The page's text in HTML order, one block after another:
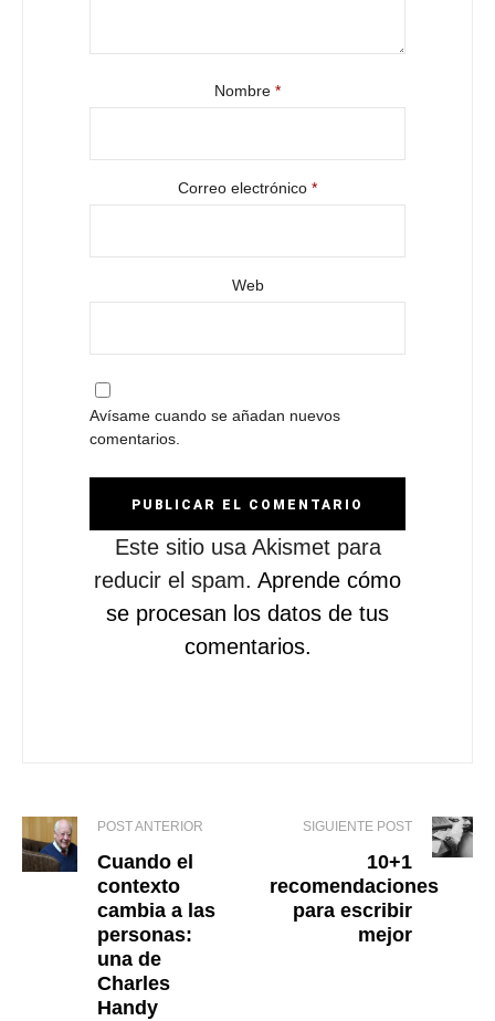
Nombre *
Correo electrónico *
Web
Avísame cuando se añadan nuevos
comentarios.
Este sitio usa Akismet para
reducir el spam. Aprende cómo
se procesan los datos de tus
comentarios.
POST ANTERIOR
Cuando el
contexto
cambia a las
personas:
una de
Charles
Handy
SIGUIENTE POST
10+1
recomendaciones
para escribir
mejor